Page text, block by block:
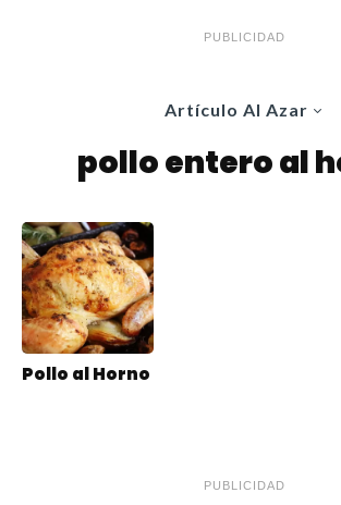
PUBLICIDAD
Artículo Al Azar
pollo entero al
Pollo al Horno
PUBLICIDAD